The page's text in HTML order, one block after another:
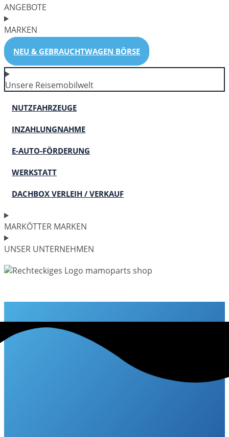
ANGEBOTE
MARKEN
NEU & GEBRAUCHTWAGEN BÖRSE
Unsere Reisemobilwelt
NUTZFAHRZEUGE
INZAHLUNGNAHME
E-AUTO-FÖRDERUNG
WERKSTATT
DACHBOX VERLEIH / VERKAUF
MARKÖTTER MARKEN
UNSER UNTERNEHMEN